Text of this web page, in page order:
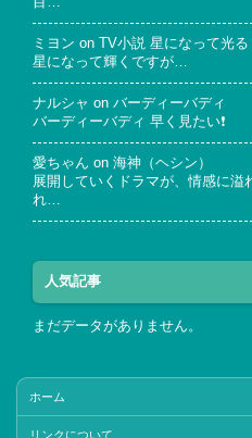
ミヨン on TV小説 星になって光る
星になって輝くですが…
ナルシャ on バーディーバディ
バーディーバディ 早く見たい❗
愛ちゃん on 海神（ヘシン）
展開していくドラマが、情感に
れ…
人気記事
まだデータがありません。
ホーム
リンクについて